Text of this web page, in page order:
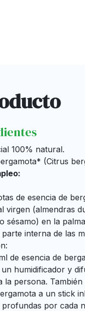
100% natural.
(Citrus
de esencia de
virgen (almendras
sésamo) en la
parte interna de las
de esencia de
humidificador y
la persona.
a un stick
profundas por cada